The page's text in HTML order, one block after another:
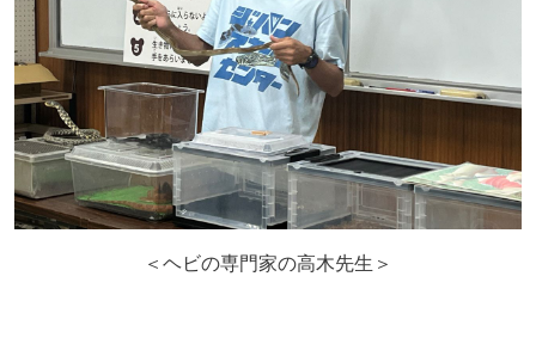
＜ヘビの専門家の高木先生＞